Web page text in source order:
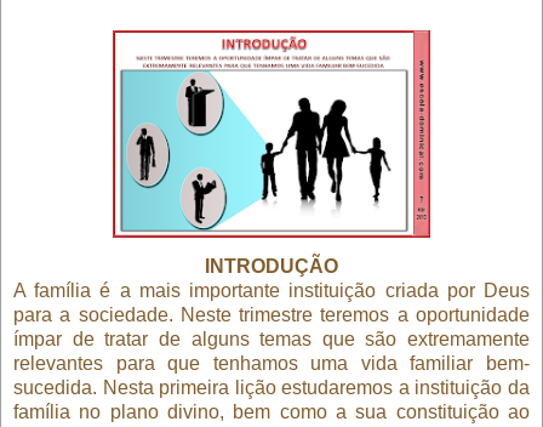
INTRODUÇÃO
A família é a mais importante instituição criada por Deus
para a sociedade. Neste trimestre teremos a oportunidade
ímpar de tratar de alguns temas que são extremamente
relevantes para que tenhamos uma vida familiar bem-
sucedida. Nesta primeira lição estudaremos a instituição da
família no plano divino, bem como a sua constituição ao